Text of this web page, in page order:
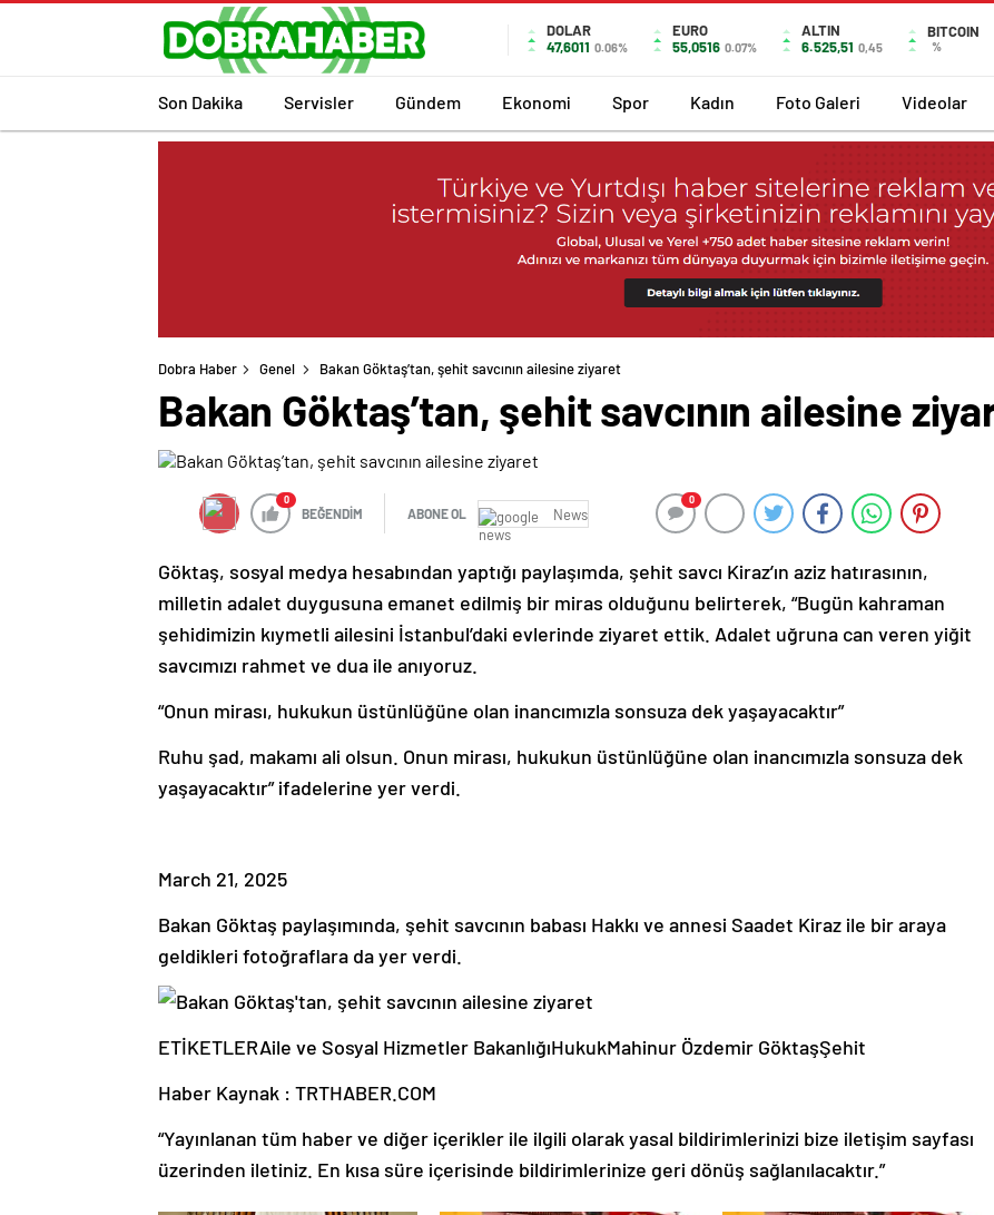
DOLAR
47,6011 0.06%
EURO
55,0516 0.07%
ALTIN
6.525,51 0,45
BITCOIN
%
Son Dakika Servisler Gündem Ekonomi Spor Kadın Foto Galeri Videolar
Dobra Haber Genel Bakan Göktaş’tan, şehit savcının ailesine ziyaret
Bakan Göktaş’tan, şehit savcının ailesine
0
BEĞENDİM ABONE OL News
0
Göktaş, sosyal medya hesabından yaptığı paylaşımda, şehit savcı Kiraz’ın aziz hatırasının,
milletin adalet duygusuna emanet edilmiş bir miras olduğunu belirterek, “Bugün kahraman
şehidimizin kıymetli ailesini İstanbul’daki evlerinde ziyaret ettik. Adalet uğruna can veren yiğit
savcımızı rahmet ve dua ile anıyoruz.
“Onun mirası, hukukun üstünlüğüne olan inancımızla sonsuza dek yaşayacaktır”
Ruhu şad, makamı ali olsun. Onun mirası, hukukun üstünlüğüne olan inancımızla sonsuza dek
yaşayacaktır” ifadelerine yer verdi.
March 21, 2025
Bakan Göktaş paylaşımında, şehit savcının babası Hakkı ve annesi Saadet Kiraz ile bir araya
geldikleri fotoğraflara da yer verdi.
ETİKETLERAile ve Sosyal Hizmetler BakanlığıHukukMahinur Özdemir GöktaşŞehit
Haber Kaynak : TRTHABER.COM
“Yayınlanan tüm haber ve diğer içerikler ile ilgili olarak yasal bildirimlerinizi bize iletişim sayfası
üzerinden iletiniz. En kısa süre içerisinde bildirimlerinize geri dönüş sağlanılacaktır.”